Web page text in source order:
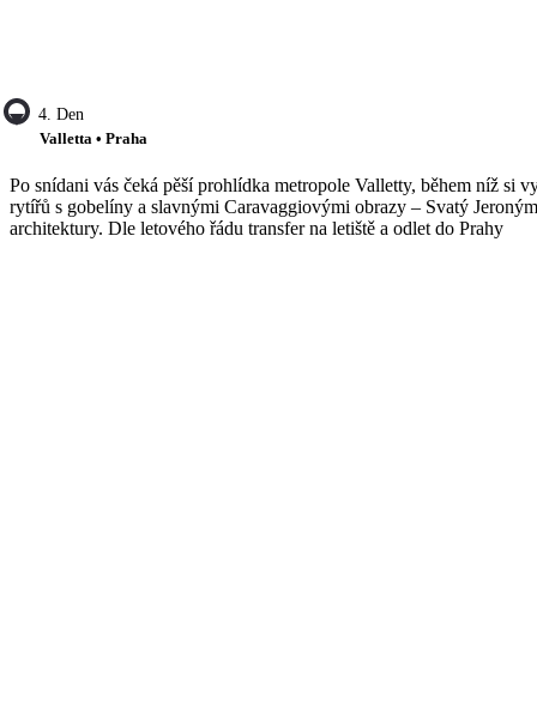
4. Den
Valletta • Praha
Po snídani vás čeká pěší prohlídka metropole Valletty, během níž si
rytířů s gobelíny a slavnými Caravaggiovými obrazy – Svatý
architektury. Dle letového řádu transfer na letiště a odlet do Prahy